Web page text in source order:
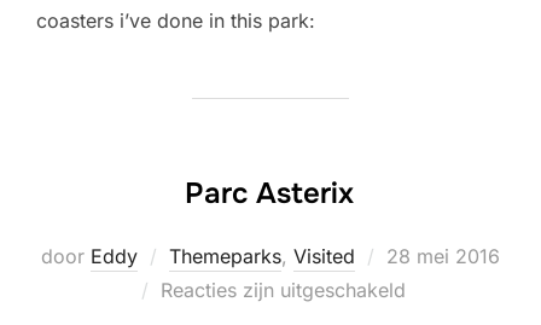
coasters i’ve done in this park:
Parc Asterix
door Eddy Themeparks, Visited
Geplaatst
op
28 mei 2016
Reacties zijn uitgeschakeld